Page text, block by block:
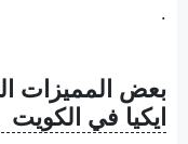
.
بعض المميزات
ايكيا في الكويت